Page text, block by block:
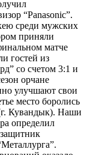
“Panasonic”.
среди мужских
приняли
матче
гостей из
со счетом 3:1 и
орчане
улучшают свои
место боролись
Кувандык). Наши
определил